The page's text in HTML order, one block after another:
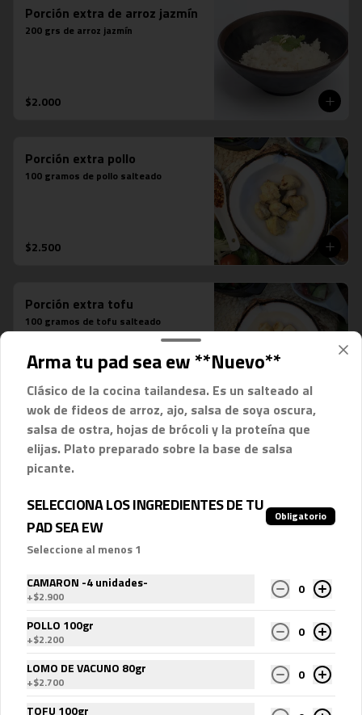
Porción extra de arroz jazmín
200 grs de arroz jazmín
$2.000
Porción extra pollo
100 gramos de pollo salteado
$2.500
Porción extra tofu
100 gramos de tofu salteado
$2.500
Conócenos
Contáctanos
Términos y condiciones
Política de privacidad
Arma tu pad sea ew **Nuevo**
Clásico de la cocina tailandesa. Es un salteado al
wok de fideos de arroz, ajo, salsa de soya oscura,
salsa de ostra, hojas de brócoli y la proteína que
elijas. Plato preparado sobre la base de salsa
picante.
SELECCIONA LOS INGREDIENTES DE TU
PAD SEA EW
Obligatorio
Seleccione al menos 1
CAMARON -4 unidades-
+$2.900 0
POLLO 100gr
+$2.200 0
LOMO DE VACUNO 80gr
+$2.700 0
TOFU 100gr